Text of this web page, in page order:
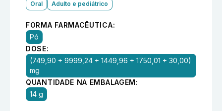
Oral Adulto e pediátrico
FORMA FARMACÊUTICA:
Pó
DOSE:
(749,90 + 9999,24 + 1449,96 + 1750,01 + 30,00)
mg
QUANTIDADE NA EMBALAGEM:
14 g